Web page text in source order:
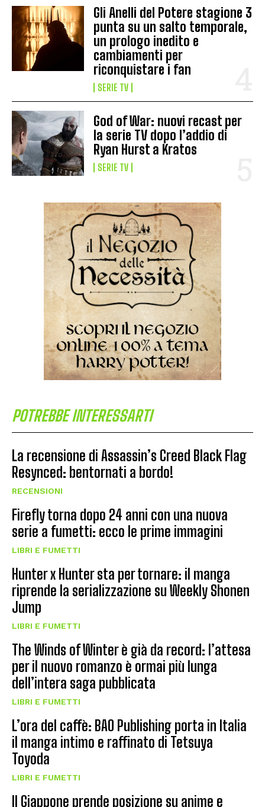
Gli Anelli del Potere stagione 3
punta su un salto temporale,
un prologo inedito e
cambiamenti per
riconquistare i fan
SERIE TV
God of War: nuovi recast per
la serie TV dopo l’addio di
Ryan Hurst a Kratos
SERIE TV
POTREBBE INTERESSARTI
La recensione di Assassin’s Creed Black Flag
Resynced: bentornati a bordo!
RECENSIONI
Firefly torna dopo 24 anni con una nuova
serie a fumetti: ecco le prime immagini
LIBRI E FUMETTI
Hunter x Hunter sta per tornare: il manga
riprende la serializzazione su Weekly Shonen
Jump
LIBRI E FUMETTI
The Winds of Winter è già da record: l’attesa
per il nuovo romanzo è ormai più lunga
dell’intera saga pubblicata
LIBRI E FUMETTI
L’ora del caffè: BAO Publishing porta in Italia
il manga intimo e raffinato di Tetsuya
Toyoda
LIBRI E FUMETTI
Il Giappone prende posizione su anime e